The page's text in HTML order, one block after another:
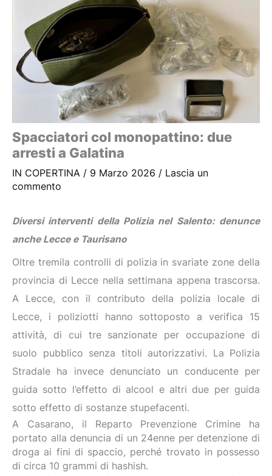
Spacciatori col monopattino: due
arresti a Galatina
IN COPERTINA / 9 Marzo 2026 / Lascia un
commento
Diversi interventi della Polizia nel Salento: denunce
anche Lecce e Taurisano
Oltre tremila controlli di polizia in svariate zone della
provincia di Lecce nella settimana appena trascorsa.
A Lecce, con il contributo della polizia locale di
Lecce, i poliziotti hanno sottoposto a verifica 15
attività, di cui tre sanzionate per occupazione di
suolo pubblico senza titoli autorizzativi. La Polizia
Stradale ha invece denunciato un conducente per
guida sotto l’effetto di alcool e altri due per guida
sotto effetto di sostanze stupefacenti.
A Casarano, il Reparto Prevenzione Crimine ha
portato alla denuncia di un 24enne per detenzione di
droga ai fini di spaccio, perché trovato in possesso
di circa 10 grammi di hashish.